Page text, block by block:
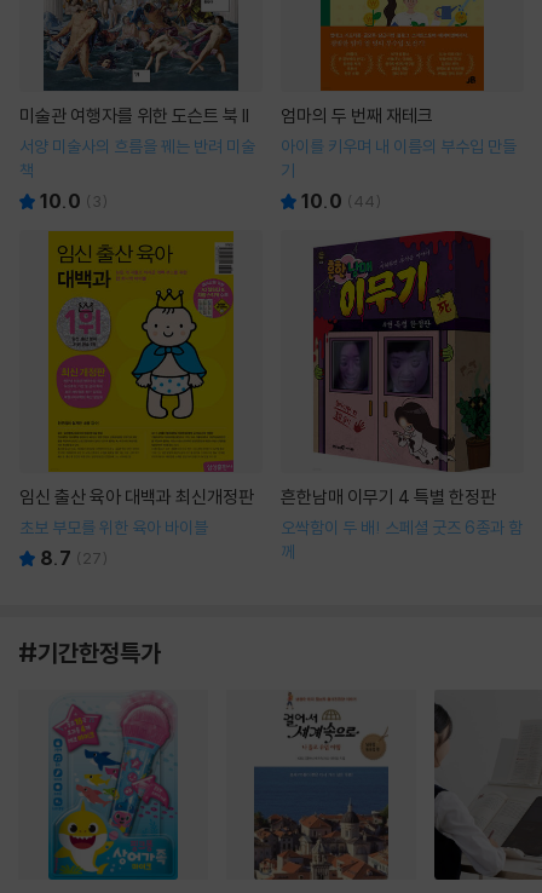
미술관 여행자를 위한 도슨트 북 II
서양 미술사의 흐름을 꿰는 반려 미술
책
10.0 ( 3)
엄마의 두 번째 재테크
아이를 키우며 내 이름의 부수입 만들
기
10.0 (44)
임신 출산 육아 대백과 최신개정판
초보 부모를 위한 육아 바이블
8.7 ( 27)
흔한남매 이무기 4 특별 한정판
오싹함이 두 배! 스페셜 굿즈 6종과 함
께
#기간한정특가